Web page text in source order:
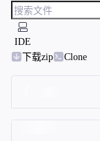
IDE
下载zip
Clone